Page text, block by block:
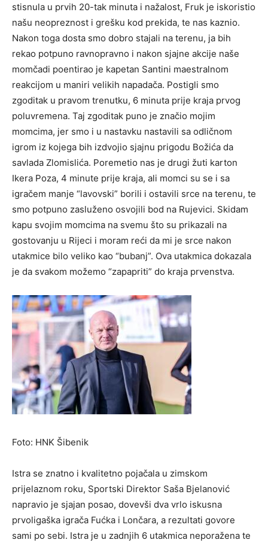
stisnula u prvih 20-tak minuta i nažalost, Fruk je iskoristio
našu neopreznost i grešku kod prekida, te nas kaznio.
Nakon toga dosta smo dobro stajali na terenu, ja bih
rekao potpuno ravnopravno i nakon sjajne akcije naše
momčadi poentirao je kapetan Santini maestralnom
reakcijom u maniri velikih napadača. Postigli smo
zgoditak u pravom trenutku, 6 minuta prije kraja prvog
poluvremena. Taj zgoditak puno je značio mojim
momcima, jer smo i u nastavku nastavili sa odličnom
igrom iz kojega bih izdvojio sjajnu prigodu Božića da
savlada Zlomislića. Poremetio nas je drugi žuti karton
Ikera Poza, 4 minute prije kraja, ali momci su se i sa
igračem manje “lavovski” borili i ostavili srce na terenu, te
smo potpuno zasluženo osvojili bod na Rujevici. Skidam
kapu svojim momcima na svemu što su prikazali na
gostovanju u Rijeci i moram reći da mi je srce nakon
utakmice bilo veliko kao “bubanj”. Ova utakmica dokazala
je da svakom možemo “zapapriti” do kraja prvenstva.
Foto: HNK Šibenik
Istra se znatno i kvalitetno pojačala u zimskom
prijelaznom roku, Sportski Direktor Saša Bjelanović
napravio je sjajan posao, dovevši dva vrlo iskusna
prvoligaška igrača Fućka i Lončara, a rezultati govore
sami po sebi. Istra je u zadnjih 6 utakmica neporažena te